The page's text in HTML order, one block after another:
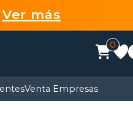
Ver más
0
Venta Empresas